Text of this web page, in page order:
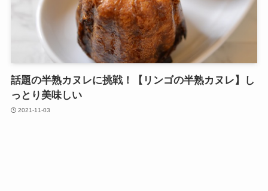
話題の半熟カヌレに挑戦！【リンゴの半熟カヌレ】し
っとり美味しい
2021-11-03